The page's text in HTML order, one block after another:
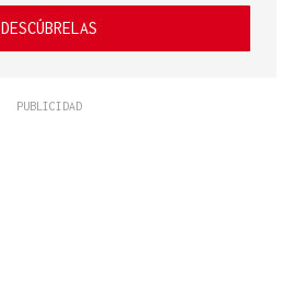
DESCÚBRELAS